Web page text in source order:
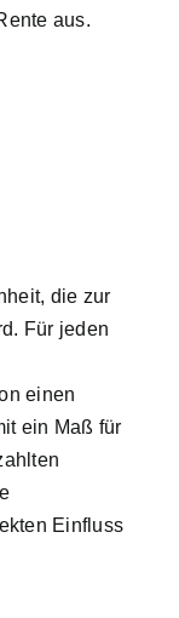
aus.
, die zur
Für jeden
einen
ein Maß für
Einfluss